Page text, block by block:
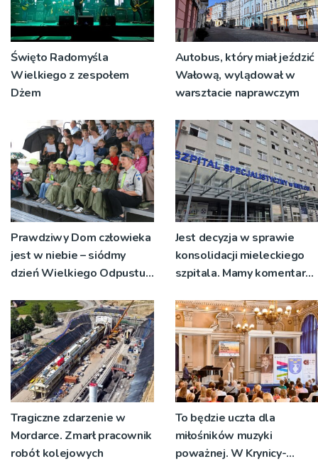
Święto Radomyśla
Wielkiego z zespołem
Dżem
Autobus, który miał jeździć
Wałową, wylądował w
warsztacie naprawczym
Prawdziwy Dom człowieka
jest w niebie – siódmy
dzień Wielkiego Odpustu
Jest decyzja w sprawie
konsolidacji mieleckiego
szpitala. Mamy komentarz
Tragiczne zdarzenie w
Mordarce. Zmarł pracownik
robót kolejowych
To będzie uczta dla
miłośników muzyki
poważnej. W Krynicy-